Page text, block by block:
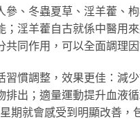
參、冬蟲夏草、淫羊藿、
；淫羊藿自古就係中醫用
共同作用，可以全面調理
習慣調整，效果更佳：減
排出；適量運動提升血液
期就會感受到明顯改善